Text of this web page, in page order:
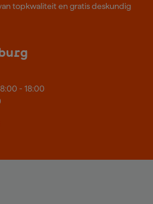
topkwaliteit en gratis deskundig
- 18:00